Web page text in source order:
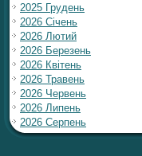
2025 Грудень
2026 Січень
2026 Лютий
2026 Березень
2026 Квітень
2026 Травень
2026 Червень
2026 Липень
2026 Серпень